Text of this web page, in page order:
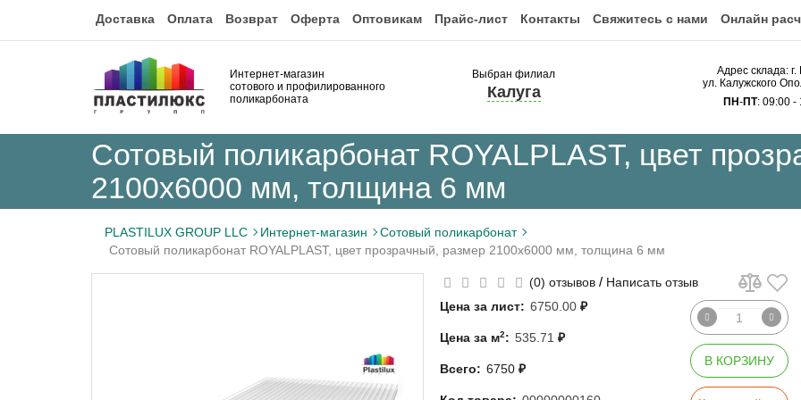
Доставка Оплата Возврат Оферта Оптовикам Прайс-лист Контакты Свяжитесь с нами Онлайн
Интернет-магазин
сотового и профилированного
поликарбоната
Выбран филиал
Калуга
Адрес склада: г.
ул. Калужского
ПН-ПТ: 09:00 -
Сотовый поликарбонат ROYALPLAST, цвет
2100x6000 мм, толщина 6 мм
PLASTILUX GROUP LLC Интернет-магазин
Сотовый поликарбонат
Сотовый поликарбонат ROYALPLAST, цвет прозрачный, размер 2100x6000 мм, толщина 6 мм
(0) отзывов / Написать отзыв
Цена за лист: 6750.00 ₽
Цена за м2: 535.71 ₽
Всего: 6750 ₽
В КОРЗИНУ